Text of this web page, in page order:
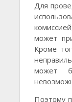
Для
может
Кроме
может
Поэтому